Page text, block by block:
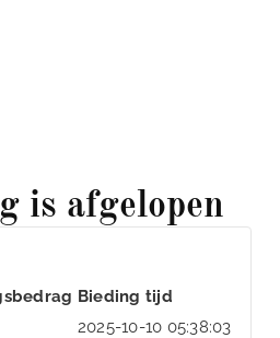
is afgelopen
Bieding tijd
2025-10-10 05:38:03